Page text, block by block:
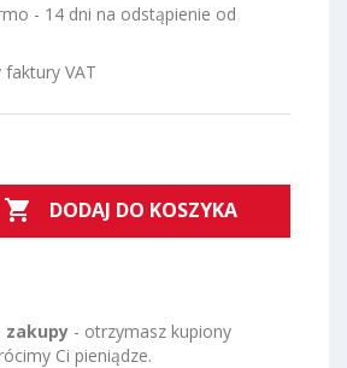
- 14 dni na odstąpienie od
VAT
 DODAJ DO KOSZYKA
zakupy - otrzymasz kupiony
Ci pieniądze.